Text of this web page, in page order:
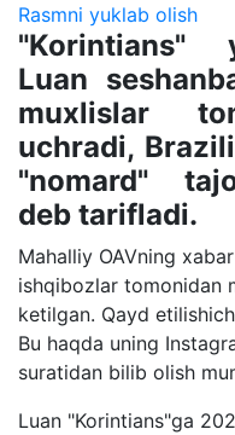
Rasmni yuklab olish
"Korintians"
Luan
muxlislar
uchradi,
"nomard"
deb tarifladi.
Mahalliy OAVning
ishqibozlar tomonidan
ketilgan. Qayd
Bu haqda uning
suratidan bilib olish
Luan "Korintians"ga